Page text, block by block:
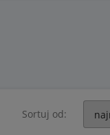
Sortuj od: